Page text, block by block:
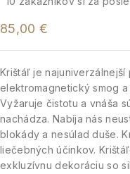
85,00 €
Krištáľ je najuniverzálnejší
elektromagnetický smog
Vyžaruje čistotu a vnáša
nachádza. Nabíja nás
blokády a nesúlad duše.
liečebných účinkov.
exkluzívnu dekoráciu so